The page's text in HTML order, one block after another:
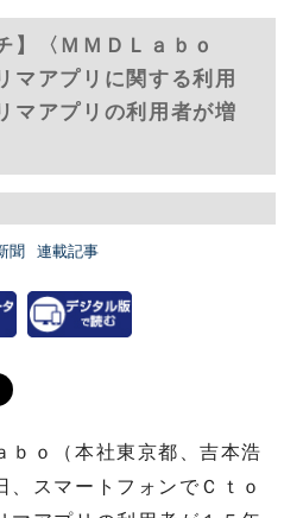
】〈ＭＭＤＬａｂｏ
マアプリに関する利用
マアプリの利用者が増
聞 連載記事
ｂｏ（本社東京都、吉本浩
、スマートフォンでＣｔｏ